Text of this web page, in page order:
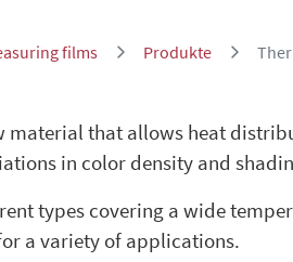
films Produkte
material that allows heat
in color density and
types covering a wide
a variety of applications.